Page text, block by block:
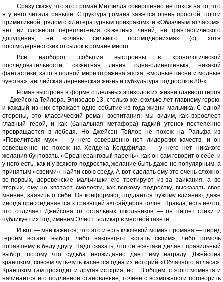
Сразу скажу, что этот роман Митчелла совершенно не похож на то, что
я у него читала раньше. Структура романа кажется очень простой, почти
примитивной, рядом с «Литературным призраком» и «Облачным атласом»:
нет ни сложного переплетения сюжетных линий, ни фантастического
допущения, ни «очень сильного постмодернизма» (с), хотя
постмодернистских отсылок в романе много.
Всё наоборот: события выстроены в хронологической
последовательности, сюжетная линия одна-одинешенька, никакой
фантастики, зато в полной мере отражена эпоха, «модные песни и модные
чувства», английская деревенская жизнь и субкультура подростков 80-х.
Роман выстроен в форме отдельных эпизодов из жизни главного героя
— Джейсона Тейлора. Эпизодов 13, столько же, сколько лет главному герою,
и каждый из них отражает одно событие из года жизни мальчика. С одной
стороны, это классический роман воспитания: мы видим, как взрослеет
главный герой, и как (банальная метафора) гадкий утенок постепенно
превращается в лебедя. Но Джейсон Тейлор не похож на Ральфа из
«Повелителя мух» — у него совершенно нет лидерских качеств, и он
совершенно не похож на Холдена Колдфилда — у него нет никакого
желания бунтовать. «Среднеранговый парень», как он сам говорит о себе, и
у него есть, как и у всякого подростка, желание быть даже не популярным, а
принятым «своими», найти свою среду. А вот сделать ему это очень сложно:
во-первых, деревенские мальчишки его третируют из-за заикания, а во
вторых, ему не хватает смелости, как всякому подростку, высказать свое
мнение, заявить о себе. Он конформист, поддается чужому влиянию, даже
иногда присоединяется к травящей аутсайдеров толпе. Правда, есть нечто,
что отличает Джейсона от остальных школьников — он пишет стихи и
публикует их под именем Элиот Боливар в местной газете.
И вот — мне кажется, что это и есть ключевой момент романа — перед
героем встает выбор: либо наконец-то «стать своим», либо помочь
попавшему в беду другу. Надо сказать, что он все-таки делает правильный
выбор, потому что судьба неожиданно дает ему награду. Джейсона
краешком, совсем чуть-чуть касается одна из историй «Облачного атласа».
Краешком там проходит и другая история, но... В общем, с этого момента и
начинается его подлинное становление, точнее с возможности поговорить